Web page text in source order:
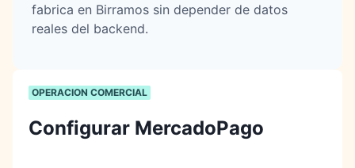
fabrica en Birramos sin depender de datos
reales del backend.
OPERACION COMERCIAL
Configurar MercadoPago